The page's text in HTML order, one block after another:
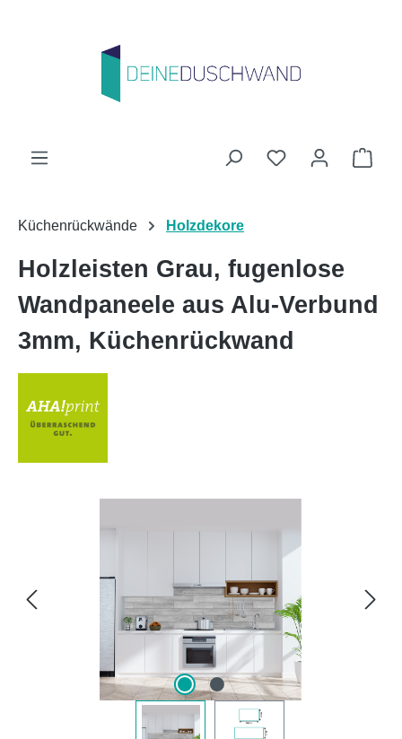
Du hast 0
Küchenrückwände Holzdekore
Holzleisten Grau, fugenlose
Wandpaneele aus Alu-Verbund
3mm, Küchenrückwand